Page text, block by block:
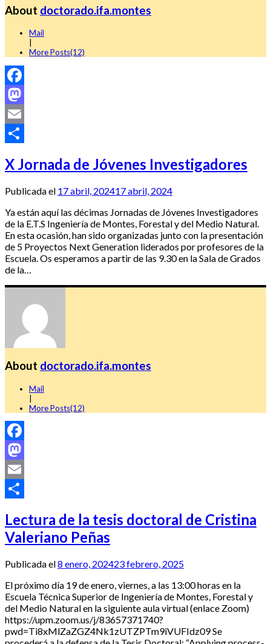
About doctorado.ifa.montes
Mail
More Posts(12)
Facebook
Mastodon
Email
X Jornada de Jóvenes Investigadores
Publicada el 17 abril, 202417 abril, 2024
Ya están aquí las décimas Jornadas de Jóvenes Investigadores
de la E.T.S Ingeniería de Montes, Forestal y del Medio Natural.
En esta ocasión, han sido organizadas junto con la presentación
de 5 Proyectos Next Generation liderados por profesores de la
Escuela. Os esperamos a partir de las 9.30 en la Sala de Grados
de la…
About doctorado.ifa.montes
Mail
More Posts(12)
Facebook
Mastodon
Email
Lectura de la tesis doctoral de Cristina
Valeriano Peñas
Publicada el8 enero, 202423 febrero, 2025
El próximo día 19 de enero, viernes, a las 13:00 horas en la
Escuela Técnica Superior de Ingeniería de Montes, Forestal y
del Medio Natural en la siguiente aula virtual (enlace Zoom)
https://upm.zoom.us/j/83657371740?
pwd=Ti8xMlZaZGZ4Nk1zUTZPTm9iVUFIdz09 Se